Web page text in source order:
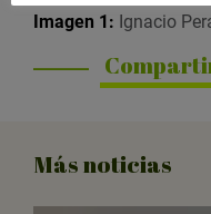
Imagen 1: Ignacio
Más noticias